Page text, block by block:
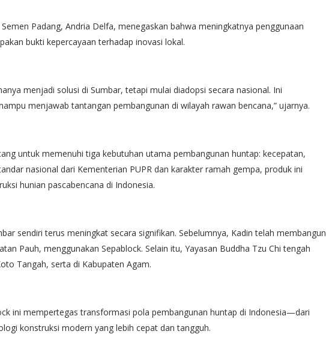
Padang, Andria Delfa, menegaskan bahwa meningkatnya penggunaan
bukti kepercayaan terhadap inovasi lokal.
menjadi solusi di Sumbar, tetapi mulai diadopsi secara nasional. Ini
menjawab tantangan pembangunan di wilayah rawan bencana,” ujarnya.
untuk memenuhi tiga kebutuhan utama pembangunan huntap: kecepatan,
nasional dari Kementerian PUPR dan karakter ramah gempa, produk ini
hunian pascabencana di Indonesia.
sendiri terus meningkat secara signifikan. Sebelumnya, Kadin telah membangun
Pauh, menggunakan Sepablock. Selain itu, Yayasan Buddha Tzu Chi tengah
Tangah, serta di Kabupaten Agam.
ini mempertegas transformasi pola pembangunan huntap di Indonesia—dari
konstruksi modern yang lebih cepat dan tangguh.